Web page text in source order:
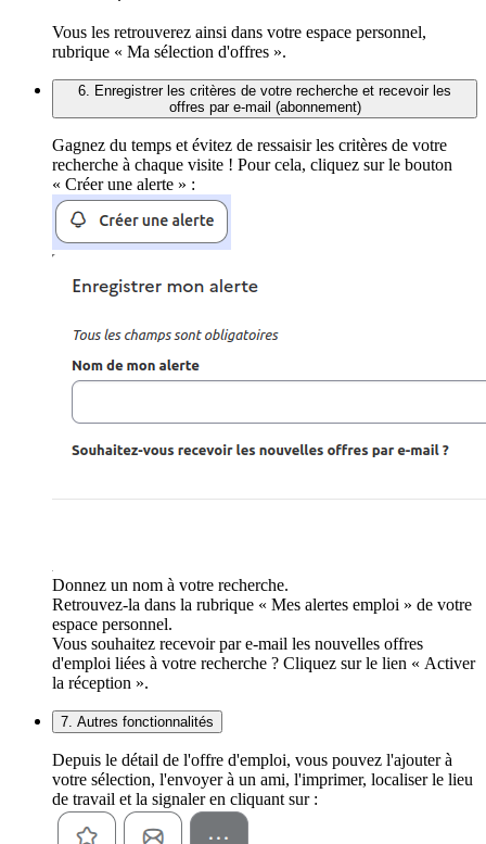
Vous les retrouverez ainsi dans votre espace personnel,
rubrique « Ma sélection d'offres ».
6. Enregistrer les critères de votre recherche et recevoir les
offres par e-mail (abonnement)
Gagnez du temps et évitez de ressaisir les critères de votre
recherche à chaque visite ! Pour cela, cliquez sur le bouton
« Créer une alerte » :
Donnez un nom à votre recherche.
Retrouvez-la dans la rubrique « Mes alertes emploi » de votre
espace personnel.
Vous souhaitez recevoir par e-mail les nouvelles offres
d'emploi liées à votre recherche ? Cliquez sur le lien « Activer
la réception ».
7. Autres fonctionnalités
Depuis le détail de l'offre d'emploi, vous pouvez l'ajouter à
votre sélection, l'envoyer à un ami, l'imprimer, localiser le lieu
de travail et la signaler en cliquant sur :